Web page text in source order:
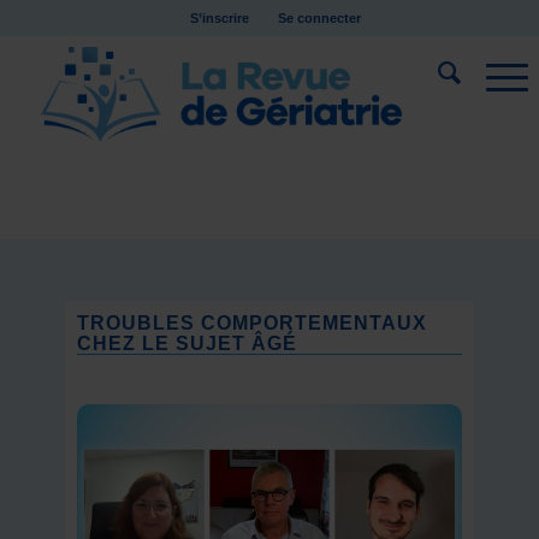
S’inscrire Se connecter
TROUBLES COMPORTEMENTAUX
CHEZ LE SUJET ÂGÉ